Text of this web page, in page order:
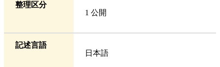
整理区分
1 公開
記述言語
日本語